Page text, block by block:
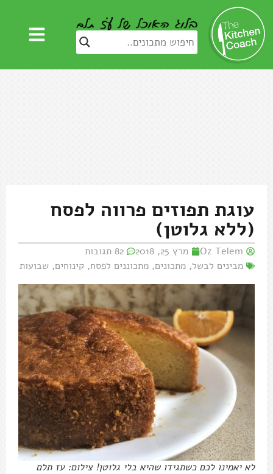
עוגת תפוזים פרווה לפסח
(ללא גלוטן)
Oz Telem מרץ 25, 2018
82 תגובות
מבינים לבשל, מתכונים, מתכוננים לפסח, קינוחים, שבועות
לא יאמינו לכם כשתגידו שהיא בלי גלוטן! צילום: עז תלם